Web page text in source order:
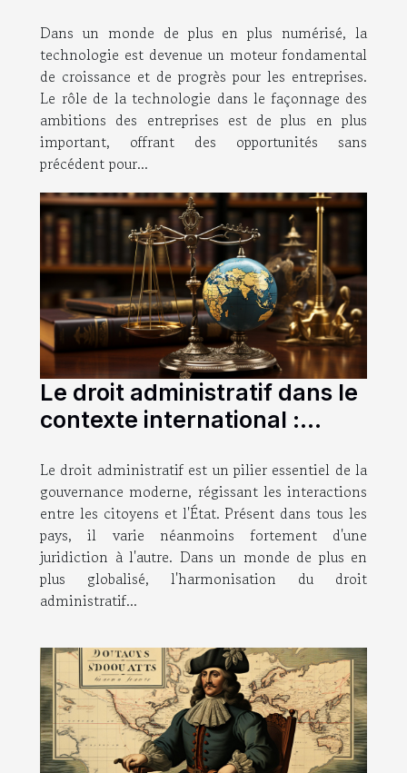
Dans un monde de plus en plus numérisé, la
technologie est devenue un moteur fondamental
de croissance et de progrès pour les entreprises.
Le rôle de la technologie dans le façonnage des
ambitions des entreprises est de plus en plus
important, offrant des opportunités sans
précédent pour...
Le droit administratif dans le
contexte international :
Le droit administratif est un pilier essentiel de la
gouvernance moderne, régissant les interactions
entre les citoyens et l'État. Présent dans tous les
pays, il varie néanmoins fortement d'une
juridiction à l'autre. Dans un monde de plus en
plus globalisé, l'harmonisation du droit
administratif...